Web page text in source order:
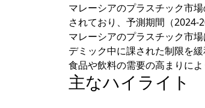
マレーシアのプラスチック市
されており、予測期間（2024-
マレーシアのプラスチック市
デミック中に課された制限を
食品や飲料の需要の高まりに
主なハイライト